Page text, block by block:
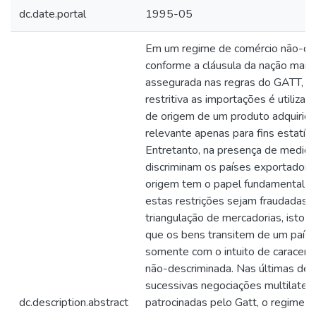
dc.date.portal 1995-05
dc.description.abstract
Em um regime de comércio não-
conforme a cláusula da nação
assegurada nas regras do GATT,
restritiva as importações é
de origem de um produto
relevante apenas para fins
Entretanto, na presença de
discriminam os países
origem tem o papel fundamental
estas restrições sejam fraudadas
triangulação de mercadorias, isto
que os bens transitem de um país
somente com o intuito de
não-descriminada. Nas últimas
sucessivas negociações
patrocinadas pelo Gatt, o regime